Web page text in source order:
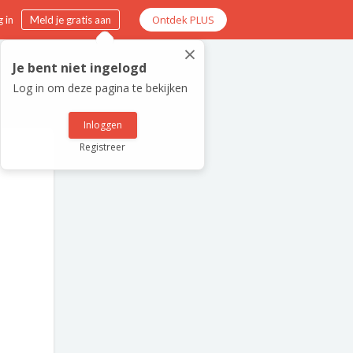
in Meld je gratis aan Ontdek PLUS
×
Je bent niet ingelogd
Log in om deze pagina te bekijken
Inloggen
Registreer